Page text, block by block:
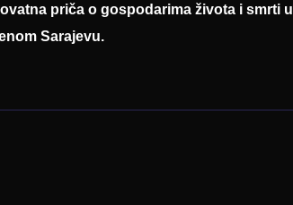
priča o gospodarima života i smrti u
Sarajevu.